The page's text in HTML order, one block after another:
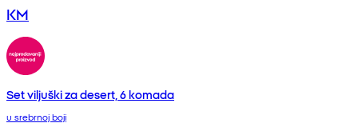
KM
Set viljuški za desert, 6 komada
u srebrnoj boji